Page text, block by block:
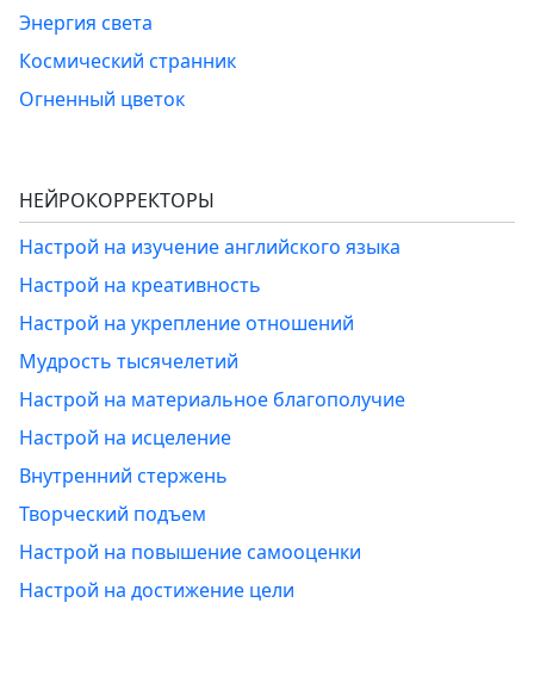
Энергия света
Космический странник
Огненный цветок
НЕЙРОКОРРЕКТОРЫ
Настрой на изучение английского языка
Настрой на креативность
Настрой на укрепление отношений
Мудрость тысячелетий
Настрой на материальное благополучие
Настрой на исцеление
Внутренний стержень
Творческий подъем
Настрой на повышение самооценки
Настрой на достижение цели